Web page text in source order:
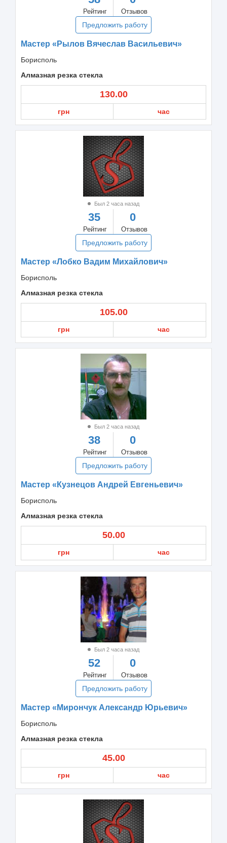
Рейтинг Отзывов
Предложить работу
Мастер «Рылов Вячеслав Васильевич»
Борисполь
Алмазная резка стекла
130.00
грн час
Был 2 часа назад
35
Рейтинг
0
Отзывов
Предложить работу
Мастер «Лобко Вадим Михайлович»
Борисполь
Алмазная резка стекла
105.00
грн час
Был 2 часа назад
38
Рейтинг
0
Отзывов
Предложить работу
Мастер «Кузнецов Андрей Евгеньевич»
Борисполь
Алмазная резка стекла
50.00
грн час
Был 2 часа назад
52
Рейтинг
0
Отзывов
Предложить работу
Мастер «Мирончук Александр Юрьевич»
Борисполь
Алмазная резка стекла
45.00
грн час